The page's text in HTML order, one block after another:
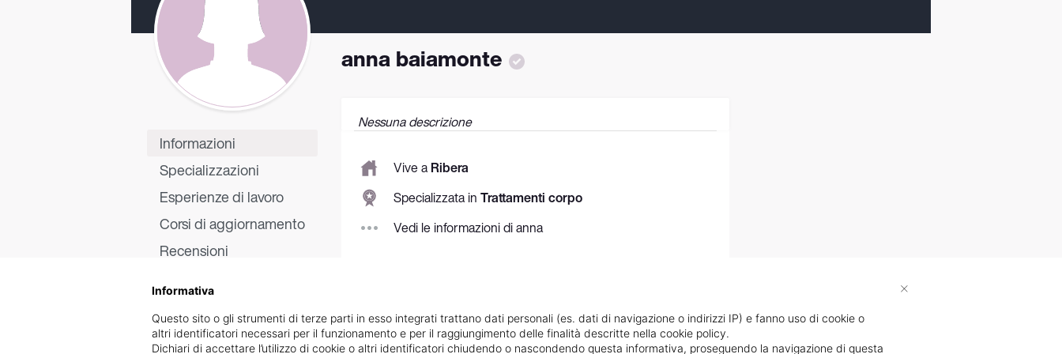
Informazioni
Specializzazioni
Esperienze di lavoro
Corsi di aggiornamento
Recensioni
anna baiamonte
Nessuna descrizione
Vive aRibera
Specializzata in Trattamenti corpo
Vedi le informazioni di anna
Informativa
Questo sito o gli strumenti di terze parti in esso integrati trattano dati personali (es. dati di navigazione o indirizzi IP) e fanno uso di cookie o
altri identificatori necessari per il funzionamento e per il raggiungimento delle finalità descritte nella cookie policy.
Dichiari di accettare l’utilizzo di cookie o altri identificatori chiudendo o nascondendo questa informativa, proseguendo la navigazione di questa
×